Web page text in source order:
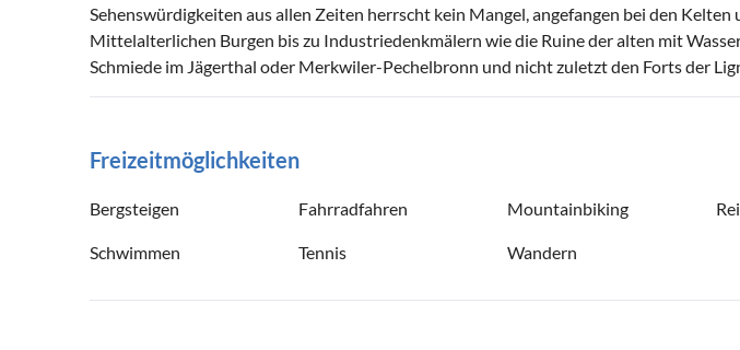
Sehenswürdigkeiten aus allen Zeiten herrscht kein Mangel, angefangen bei den Kelten
Mittelalterlichen Burgen bis zu Industriedenkmälern wie die Ruine der alten mit
Schmiede im Jägerthal oder Merkwiler-Pechelbronn und nicht zuletzt den Forts der
Freizeitmöglichkeiten
Bergsteigen Fahrradfahren Mountainbiking
Schwimmen Tennis Wandern